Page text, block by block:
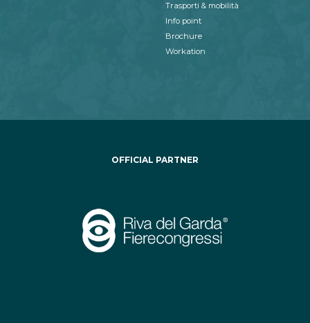
Trasporti & mobilità
Info point
Brochure
Workation
OFFICIAL PARTNER